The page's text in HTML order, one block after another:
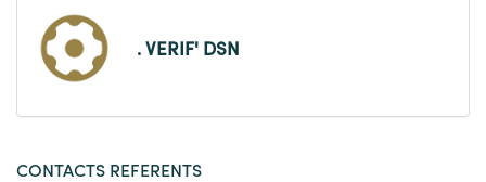
. VERIF' DSN
CONTACTS REFERENTS